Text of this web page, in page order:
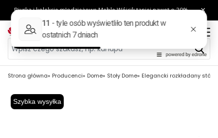
Strona główna Producenci Dome Stoły Dome Elegancki rozkładany stół
Szybka wysyłka